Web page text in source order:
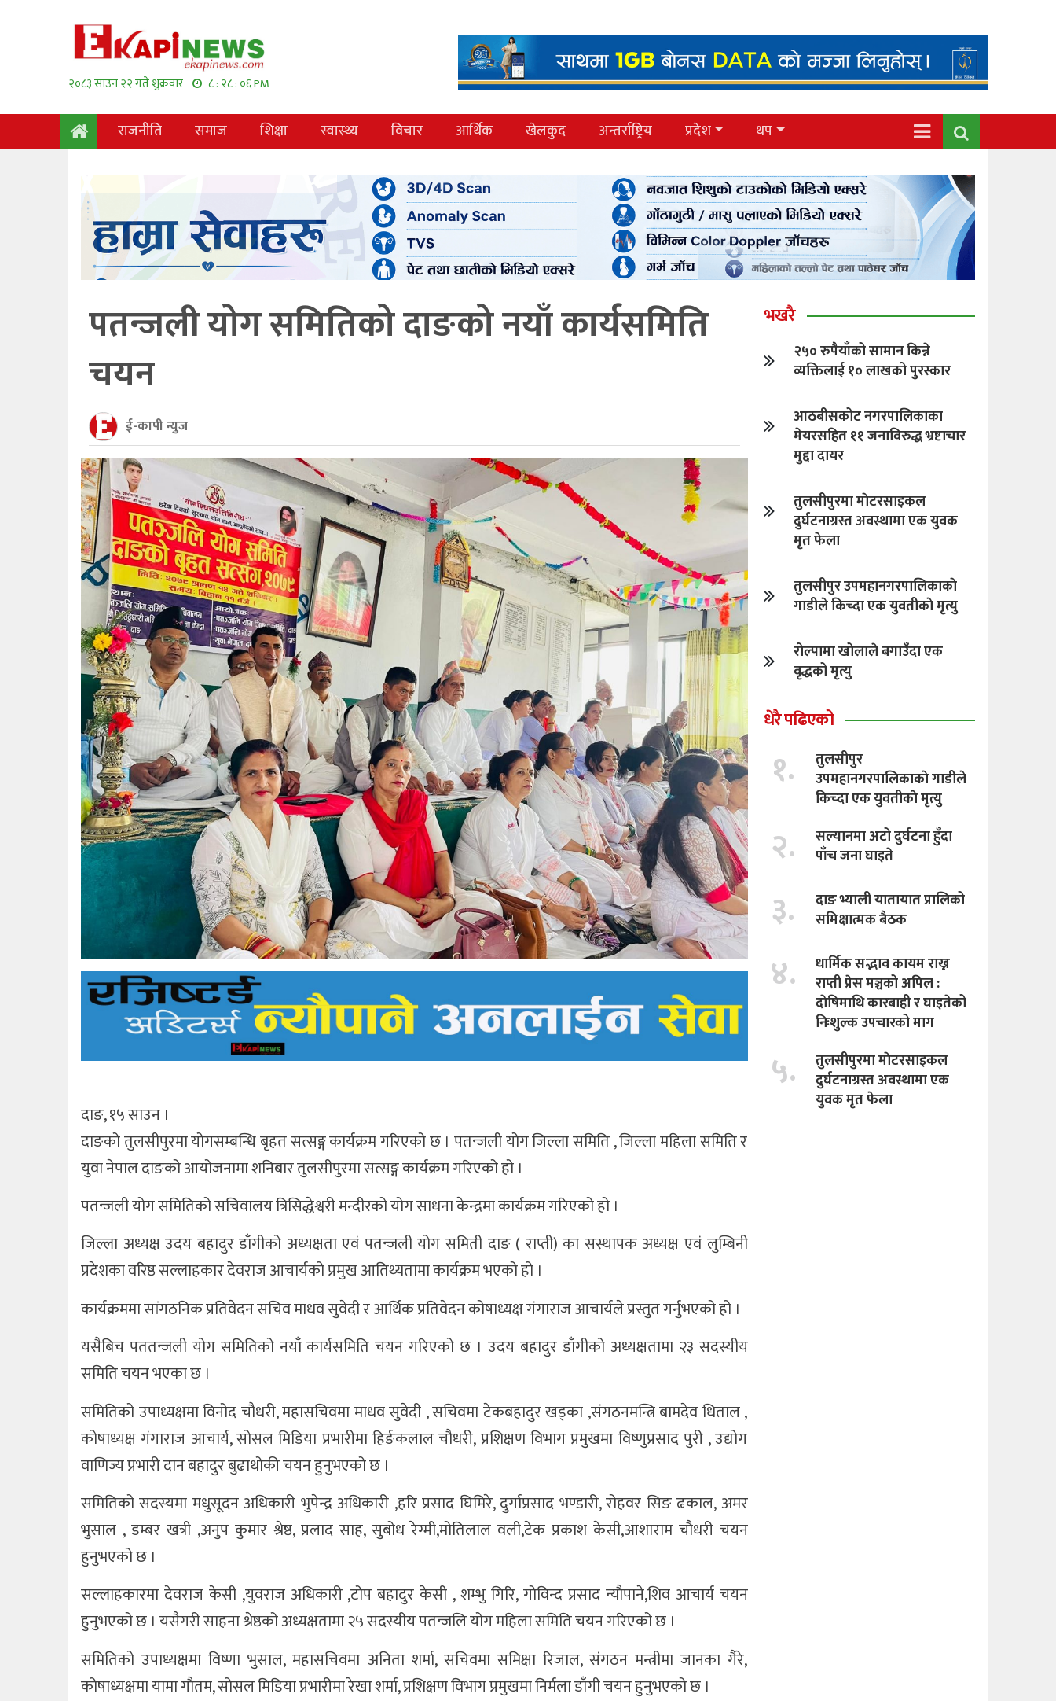
२०८३ साउन २२ गते शुक्रवार ८ : २८ : ०७ PM
राजनीति समाज शिक्षा स्वास्थ्य विचार आर्थिक खेलकुद अन्तर्राष्ट्रिय प्रदेश थप
पतन्जली योग समितिको दाङको नयाँ कार्यसमिति
चयन
ई-कापी न्युज
दाङ, १५ साउन ।
दाङको तुलसीपुरमा योगसम्बन्धि बृहत सत्सङ्ग कार्यक्रम गरिएको छ । पतन्जली योग जिल्ला समिति , जिल्ला महिला समिति र
युवा नेपाल दाङको आयोजनामा शनिबार तुलसीपुरमा सत्सङ्ग कार्यक्रम गरिएको हो ।
पतन्जली योग समितिको सचिवालय त्रिसिद्धेश्वरी मन्दीरको योग साधना केन्द्रमा कार्यक्रम गरिएको हो ।
जिल्ला अध्यक्ष उदय बहादुर डाँगीको अध्यक्षता एवं पतन्जली योग समिती दाङ ( राप्ती) का सस्थापक अध्यक्ष एवं लुम्बिनी
प्रदेशका वरिष्ठ सल्लाहकार देवराज आचार्यको प्रमुख आतिथ्यतामा कार्यक्रम भएको हो ।
कार्यक्रममा सांगठनिक प्रतिवेदन सचिव माधव सुवेदी र आर्थिक प्रतिवेदन कोषाध्यक्ष गंगाराज आचार्यले प्रस्तुत गर्नुभएको हो ।
यसैबिच पततन्जली योग समितिको नयाँ कार्यसमिति चयन गरिएको छ । उदय बहादुर डाँगीको अध्यक्षतामा २३ सदस्यीय
समिति चयन भएका छ ।
समितिको उपाध्यक्षमा विनोद चौधरी, महासचिवमा माधव सुवेदी , सचिवमा टेकबहादुर खड्का ,संगठनमन्त्रि बामदेव धिताल ,
कोषाध्यक्ष गंगाराज आचार्य, सोसल मिडिया प्रभारीमा हिर्ङकलाल चौधरी, प्रशिक्षण विभाग प्रमुखमा विष्णुप्रसाद पुरी , उद्योग
वाणिज्य प्रभारी दान बहादुर बुढाथोकी चयन हुनुभएको छ ।
समितिको सदस्यमा मधुसूदन अधिकारी भुपेन्द्र अधिकारी ,हरि प्रसाद घिमिरे, दुर्गाप्रसाद भण्डारी, रोहवर सिङ ढकाल, अमर
भुसाल , डम्बर खत्री ,अनुप कुमार श्रेष्ठ, प्रलाद साह, सुबोध रेग्मी,मोतिलाल वली,टेक प्रकाश केसी,आशाराम चौधरी चयन
हुनुभएको छ ।
सल्लाहकारमा देवराज केसी ,युवराज अधिकारी ,टोप बहादुर केसी , शम्भु गिरि, गोविन्द प्रसाद न्यौपाने,शिव आचार्य चयन
हुनुभएको छ । यसैगरी साहना श्रेष्ठको अध्यक्षतामा २५ सदस्यीय पतन्जलि योग महिला समिति चयन गरिएको छ ।
समितिको उपाध्यक्षमा विष्णा भुसाल, महासचिवमा अनिता शर्मा, सचिवमा समिक्षा रिजाल, संगठन मन्त्रीमा जानका गैरे,
कोषाध्यक्षमा यामा गौतम, सोसल मिडिया प्रभारीमा रेखा शर्मा, प्रशिक्षण विभाग प्रमुखमा निर्मला डाँगी चयन हुनुभएको छ ।
भखरै
२५० रुपैयाँको सामान किन्ने
व्यक्तिलाई १० लाखको पुरस्कार
आठबीसकोट नगरपालिकाका
मेयरसहित ११ जनाविरुद्ध भ्रष्टाचार
मुद्दा दायर
तुलसीपुरमा माेटरसाइकल
दुर्घटनाग्रस्त अवस्थामा एक युवक
मृत फेला
तुलसीपुर उपमहानगरपालिकाकाे
गाडीले किच्दा एक युवतीकाे मृत्यु
रोल्पामा खोलाले बगाउँदा एक
वृद्धको मृत्यु
धेरै पढिएको
१.
तुलसीपुर
उपमहानगरपालिकाकाे गाडीले
किच्दा एक युवतीकाे मृत्यु
२.
सल्यानमा अटो दुर्घटना हुँदा
पाँच जना घाइते
३.
दाङ भ्याली यातायात प्रालिको
समिक्षात्मक बैठक
४.
धार्मिक सद्भाव कायम राख्न
राप्ती प्रेस मञ्चको अपिल :
दाेषिमाथि कारबाही र घाइतेको
निःशुल्क उपचारको माग
५.
तुलसीपुरमा माेटरसाइकल
दुर्घटनाग्रस्त अवस्थामा एक
युवक मृत फेला